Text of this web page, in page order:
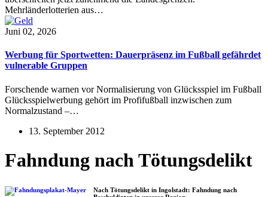
Mehrländerlotterien aus…
Juni 02, 2026
Werbung für Sportwetten: Dauerpräsenz im Fußball gefährdet
vulnerable Gruppen
Forschende warnen vor Normalisierung von Glücksspiel im Fußball
Glücksspielwerbung gehört im Profifußball inzwischen zum
Normalzustand –…
13. September 2012
Fahndung nach Tötungsdelikt
Nach Tötungsdelikt in Ingolstadt: Fahndung nach